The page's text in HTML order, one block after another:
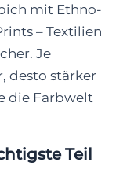
mit Ethno-
– Textilien
Je
desto stärker
die Farbwelt
Teil